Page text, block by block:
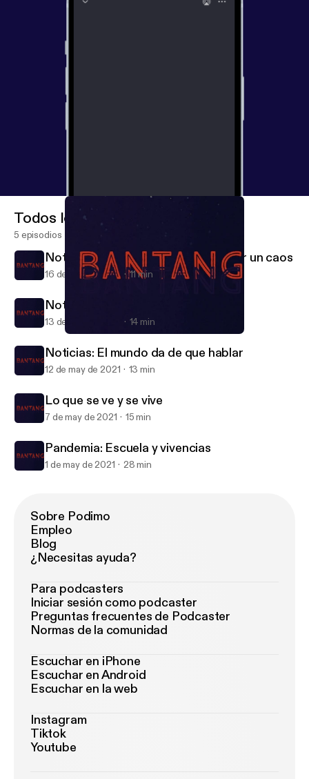
Bantang
Todos los episodios
5 episodios
Noticias: Ante la posibilidad de tener un caos
16 de may de 2021 11 min
Noticias: Los cambios que vienen
13 de may de 2021 14 min
Noticias: El mundo da de que hablar
12 de may de 2021 13 min
Lo que se ve y se vive
7 de may de 2021 15 min
Pandemia: Escuela y vivencias
1 de may de 2021 28 min
Sobre Podimo
Empleo
Blog
¿Necesitas ayuda?
Para podcasters
Iniciar sesión como podcaster
Preguntas frecuentes de Podcaster
Normas de la comunidad
Escuchar en iPhone
Escuchar en Android
Escuchar en la web
Instagram
Tiktok
Youtube